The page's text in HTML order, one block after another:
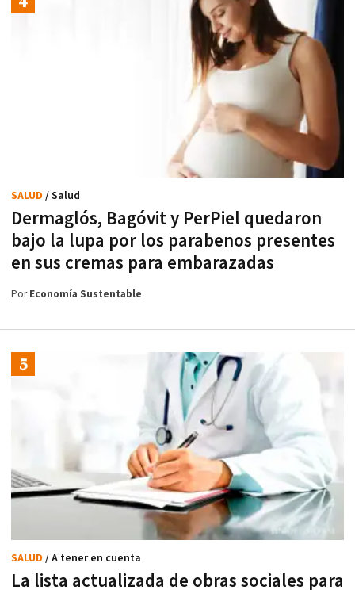
Dermaglós, Bagóvit y PerPiel quedaron
bajo la lupa por los parabenos presentes
en sus cremas para embarazadas
SALUD / Salud
PorEconomía Sustentable
La lista actualizada de obras sociales para
SALUD / A tener en cuenta